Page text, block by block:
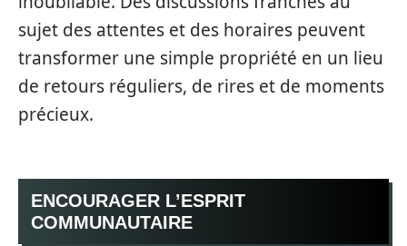
sujet des attentes et des horaires peuvent
transformer une simple propriété en un lieu
de retours réguliers, de rires et de moments
précieux.
ENCOURAGER L’ESPRIT
COMMUNAUTAIRE